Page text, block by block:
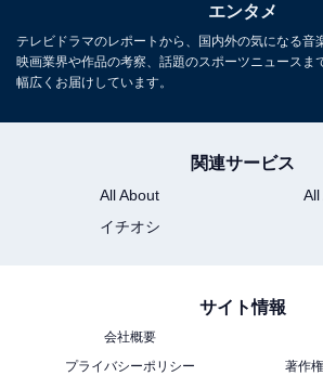
1 2
エンタメ
テレビドラマのレポートから、国内外の気になる音
映画業界や作品の考察、話題のスポーツニュースま
幅広くお届けしています。
関連サービス
All About
All
イチオシ
サイト情報
会社概要
プライバシーポリシー
著作